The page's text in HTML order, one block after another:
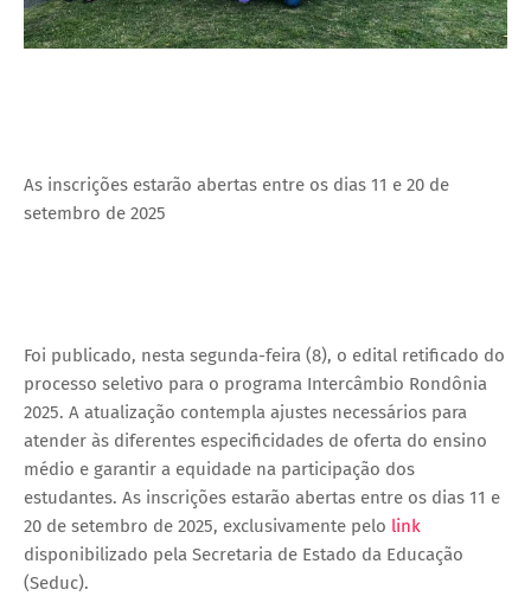
As inscrições estarão abertas entre os dias 11 e 20 de
setembro de 2025
Foi publicado, nesta segunda-feira (8), o edital retificado do
processo seletivo para o programa Intercâmbio Rondônia
2025. A atualização contempla ajustes necessários para
atender às diferentes especificidades de oferta do ensino
médio e garantir a equidade na participação dos
estudantes. As inscrições estarão abertas entre os dias 11 e
20 de setembro de 2025, exclusivamente pelo link
disponibilizado pela Secretaria de Estado da Educação
(Seduc).